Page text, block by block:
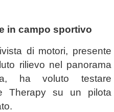
in campo sportivo
di motori, presente
rilievo nel panorama
ha voluto testare
Therapy su un pilota